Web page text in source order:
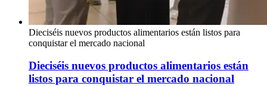
Dieciséis nuevos productos alimentarios están listos para
conquistar el mercado nacional
Dieciséis nuevos productos alimentarios están
listos para conquistar el mercado nacional